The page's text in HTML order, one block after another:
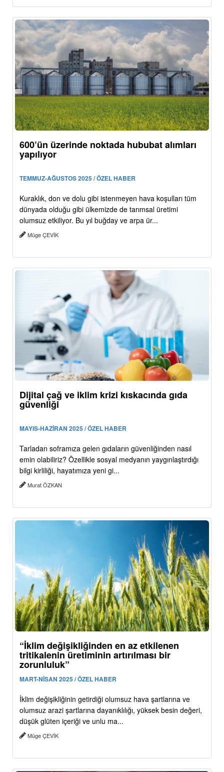
600’ün üzerinde noktada hububat alımları
yapılıyor
TEMMUZ-AĞUSTOS 2025 / ÖZEL HABER
Kuraklık, don ve dolu gibi istenmeyen hava koşulları tüm
dünyada olduğu gibi ülkemizde de tarımsal üretimi
olumsuz etkiliyor. Bu yıl buğday ve arpa ür...
Müge ÇEVİK
Dijital çağ ve iklim krizi kıskacında gıda
güvenliği
MAYIS-HAZİRAN 2025 / ÖZEL HABER
Tarladan soframıza gelen gıdaların güvenliğinden nasıl
emin olabiliriz? Özellikle sosyal medyanın yaygınlaştırdığı
bilgi kirliliği, hayatımıza yeni gi...
Murat ÖZKAN
“İklim değişikliğinden en az etkilenen
tritikalenin üretiminin artırılması bir
zorunluluk”
MART-NİSAN 2025 / ÖZEL HABER
İklim değişikliğinin getirdiği olumsuz hava şartlarına ve
olumsuz arazi şartlarına dayanıklılığı, yüksek besin değeri,
düşük glüten içeriği ve unlu ma...
Müge ÇEVİK